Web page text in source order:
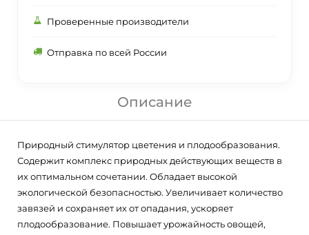
Проверенные производители
Отправка по всей России
Описание
Природный стимулятор цветения и плодообразования.
Содержит комплекс природных действующих веществ в
их оптимальном сочетании. Обладает высокой
экологической безопасностью. Увеличивает количество
завязей и сохраняет их от опадания, ускоряет
плодообразование. Повышает урожайность овощей,